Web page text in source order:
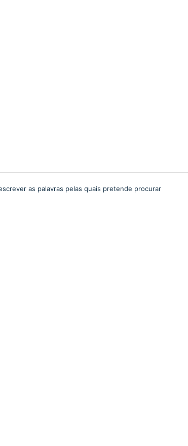
as palavras pelas quais pretende procurar